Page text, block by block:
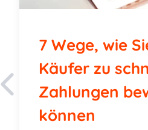
7 Wege, wie
Käufer zu
Zahlungen
können